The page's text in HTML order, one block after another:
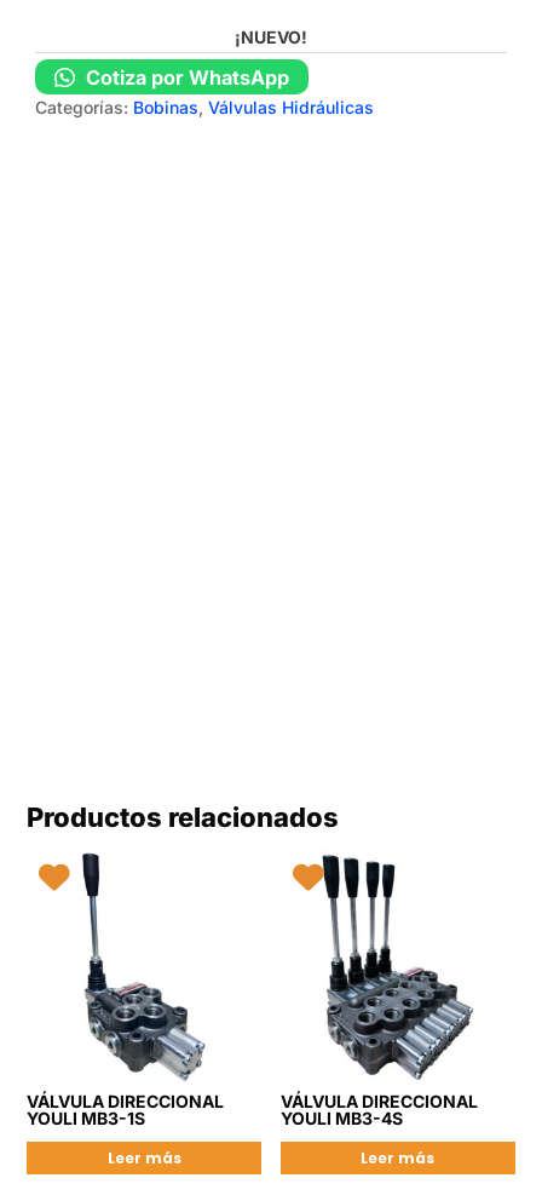
¡NUEVO!
Cotiza por WhatsApp
Categorías: Bobinas,Válvulas Hidráulicas
Productos relacionados
VÁLVULA DIRECCIONAL
YOULI MB3-1S
Leer más
VÁLVULA DIRECCIONAL
YOULI MB3-4S
Leer más